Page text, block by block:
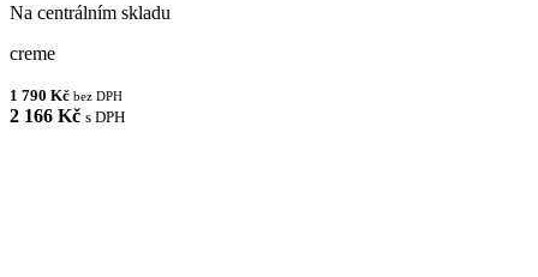
Na centrálním skladu
creme
1 790 Kč bez DPH
2 166 Kč s DPH